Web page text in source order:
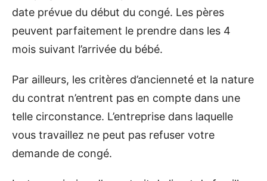
date prévue du début du congé. Les pères
peuvent parfaitement le prendre dans les 4
mois suivant l’arrivée du bébé.
Par ailleurs, les critères d’ancienneté et la nature
du contrat n’entrent pas en compte dans une
telle circonstance. L’entreprise dans laquelle
vous travaillez ne peut pas refuser votre
demande de congé.